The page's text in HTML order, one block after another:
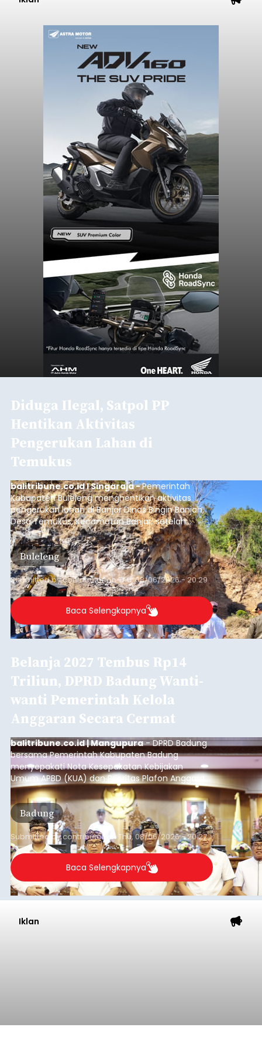
Diduga Ilegal, Satpol PP
Hentikan Aktivitas
Pengerukan Lahan di
Temukus
balitribune.co.id I Singaraja -Pemerintah
Kabupaten Buleleng menghentikan aktivitas
pengerukan lahan di Banjar Dinas Bingin Banjah,
Desa Temukus, Kecamatan Banjar, setelah
ditemukan indikasi kegiatan pengambilan
material yang tidak sesuai dengan peruntukan
kawasan.
Buleleng
Submitted bycontributoronThu, 08/06/2026 - 20:29
Baca Selengkapnya
Belanja 2027 Tembus Rp14
Triliun, DPRD Badung Wanti-
wanti Pemerintah Kelola
Anggaran Secara Cermat
balitribune.co.id | Mangupura- DPRD Badung
bersama Pemerintah Kabupaten Badung
menyepakati Nota Kesepakatan Kebijakan
Umum APBD (KUA) dan Prioritas Plafon Anggaran
Sementara (PPAS) Tahun Anggaran 2027 dalam
rapat paripurna yang digelar di Gedung DPRD
Badung, Kamis (6/8/2026).
Badung
Submitted bycontributor onThu, 08/06/2026 - 20:27
Baca Selengkapnya
Iklan